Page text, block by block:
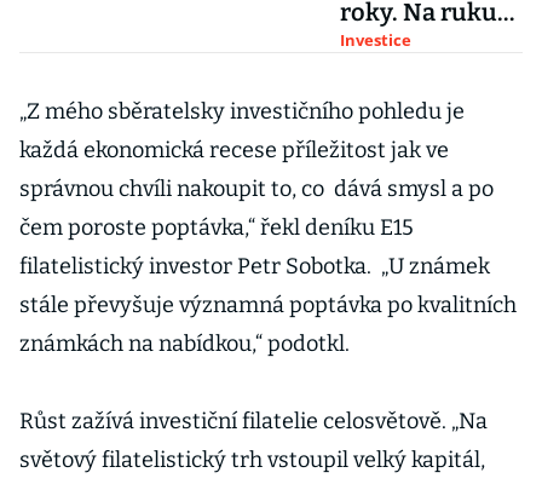
roky. Na ruku
mu jdou banky
českém dluhu
Investice
„Z mého sběratelsky investičního pohledu je
každá ekonomická recese příležitost jak ve
správnou chvíli nakoupit to, co dává smysl a po
čem poroste poptávka,“ řekl deníku E15
filatelistický investor Petr Sobotka. „U známek
stále převyšuje významná poptávka po kvalitních
známkách na nabídkou,“ podotkl.
Růst zažívá investiční filatelie celosvětově. „Na
světový filatelistický trh vstoupil velký kapitál,